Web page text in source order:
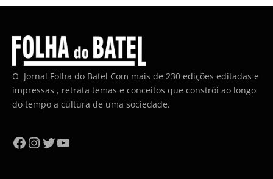
O Jornal Folha do Batel Com mais de 230 edições editadas e
impressas , retrata temas e conceitos que constrói ao longo
do tempo a cultura de uma sociedade.
Facebook
Instagram
Twitter
YouTube